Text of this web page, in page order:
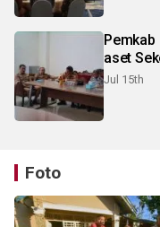
aset
Jul 15th
Foto